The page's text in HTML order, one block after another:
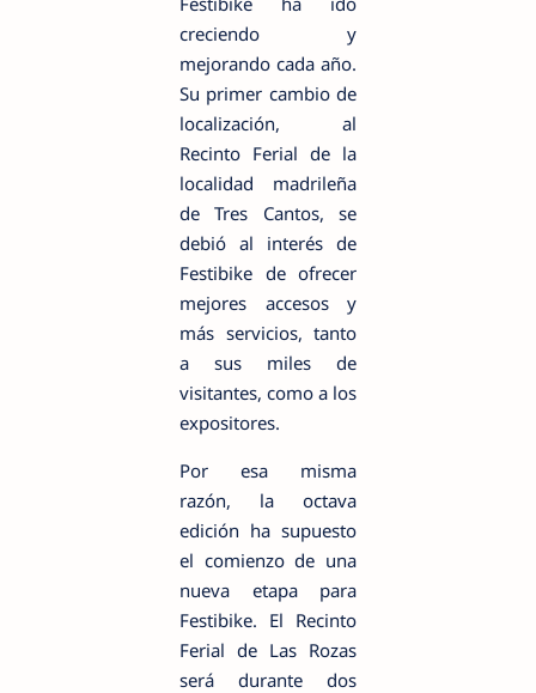
creciendo y
mejorando cada año.
Su primer cambio de
localización, al
Recinto Ferial de la
localidad madrileña
de Tres Cantos, se
debió al interés de
Festibike de ofrecer
mejores accesos y
más servicios, tanto
a sus miles de
visitantes, como a los
expositores.
Por esa misma
razón, la octava
edición ha supuesto
el comienzo de una
nueva etapa para
Festibike. El Recinto
Ferial de Las Rozas
será durante dos